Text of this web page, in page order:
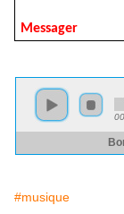
Messager
#musique